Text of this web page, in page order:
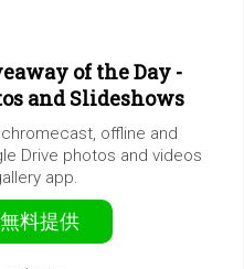
of the Day -
and Slideshows
offline and
Drive photos and videos
app.
無料提供